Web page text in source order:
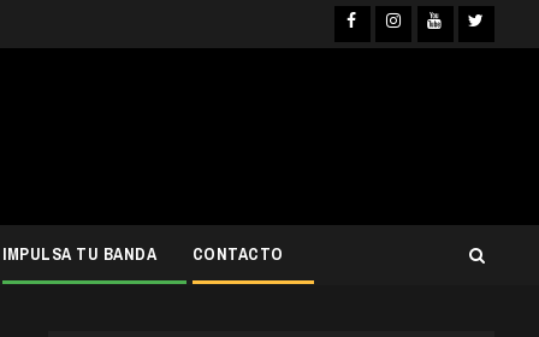
Facebook
Instagram
IMPULSA TU BANDA CONTACTO